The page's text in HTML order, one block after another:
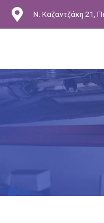
Ν. Καζαντζάκη 21,